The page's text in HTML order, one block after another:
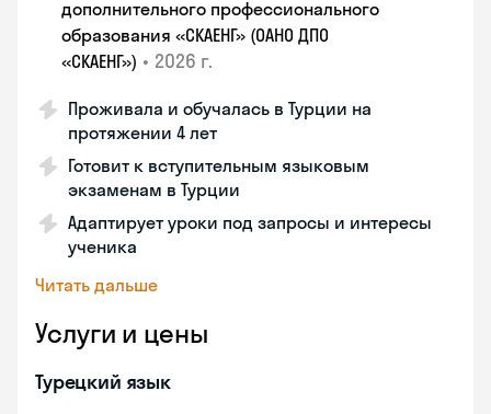
дополнительного профессионального
образования «СКАЕНГ» (ОАНО ДПО
«СКАЕНГ») • 2026 г.
Проживала и обучалась в Турции на
протяжении 4 лет
Готовит к вступительным языковым
экзаменам в Турции
Адаптирует уроки под запросы и интересы
ученика
Читать дальше
Услуги и цены
Турецкий язык